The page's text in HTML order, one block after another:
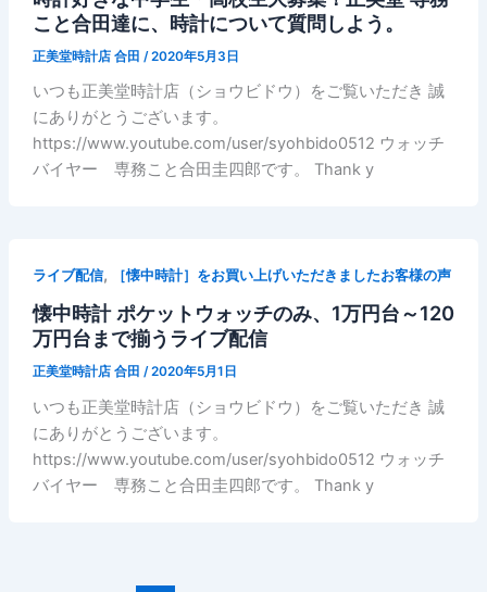
こと合田達に、時計について質問しよう。
正美堂時計店 合田 /2020年5月3日
いつも正美堂時計店（ショウビドウ）をご覧いただき 誠
にありがとうございます。
https://www.youtube.com/user/syohbido0512 ウォッチ
バイヤー 専務こと合田圭四郎です。 Thank y
ライブ配信, ［懐中時計］をお買い上げいただきましたお客様の声
懐中時計 ポケットウォッチのみ、1万円台～120
万円台まで揃うライブ配信
正美堂時計店 合田 /2020年5月1日
いつも正美堂時計店（ショウビドウ）をご覧いただき 誠
にありがとうございます。
https://www.youtube.com/user/syohbido0512 ウォッチ
バイヤー 専務こと合田圭四郎です。 Thank y